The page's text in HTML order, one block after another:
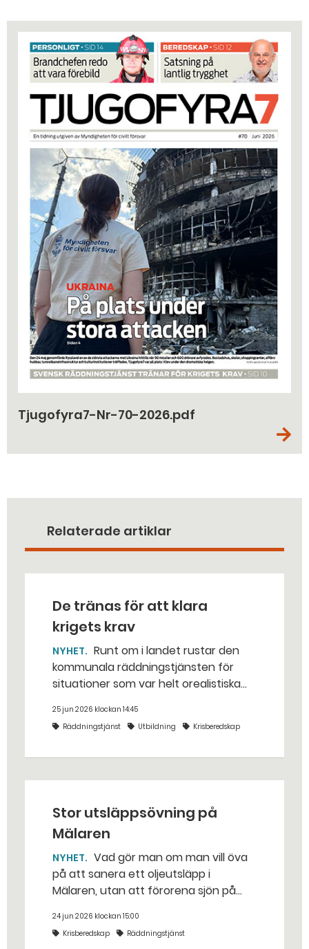
Tjugofyra7-Nr-70-2026.pdf
Relaterade artiklar
De tränas för att klara
krigets krav
NYHET
kommunala räddningstjänsten för
situationer som var helt orealistiska
bakhåll, utspridda granater och hot
från livsfarliga drönare i det
25 jun 2026 klockan 14:45
Räddningstjänst
Utbildning Krisberedskap
Stor utsläppsövning på
Mälaren
NYHET
på att sanera ett oljeutsläpp i
Mälaren, utan att förorena sjön på
stället. Det gjorde räddningstjänsten i
Eskilstuna – tio kubikmeter närmare
24 jun 2026 klockan 15:00
Krisberedskap
Räddningstjänst